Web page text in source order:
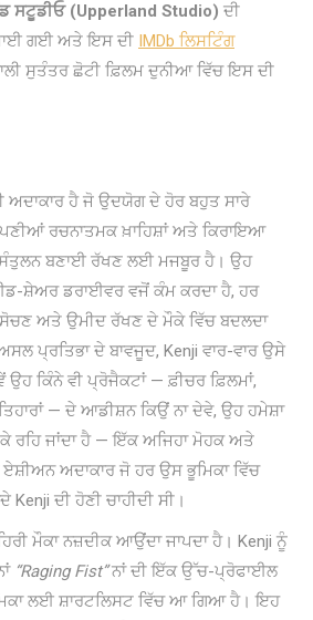
ਸਟੂਡੀਓ (Upperland Studio) ਦੀ
ਗਈ ਅਤੇ ਇਸ ਦੀ IMDb ਲਿਸਟਿੰਗ
ਸੁਤੰਤਰ ਛੋਟੀ ਫ਼ਿਲਮ ਦੁਨੀਆ ਵਿੱਚ ਇਸ ਦੀ
ਅਦਾਕਾਰ ਹੈ ਜੋ ਉਦਯੋਗ ਦੇ ਹੋਰ ਬਹੁਤ ਸਾਰੇ
ਰਚਨਾਤਮਕ ਖ਼ਾਹਿਸ਼ਾਂ ਅਤੇ ਕਿਰਾਇਆ
ਬਣਾਈ ਰੱਖਣ ਲਈ ਮਜਬੂਰ ਹੈ। ਉਹ
ਸ਼ੇਅਰ ਡਰਾਈਵਰ ਵਜੋਂ ਕੰਮ ਕਰਦਾ ਹੈ, ਹਰ
ਅਤੇ ਉਮੀਦ ਰੱਖਣ ਦੇ ਮੌਕੇ ਵਿੱਚ ਬਦਲਦਾ
ਪ੍ਰਤਿਭਾ ਦੇ ਬਾਵਜੂਦ, Kenji ਵਾਰ-ਵਾਰ ਉਸੇ
ਉਹ ਕਿੰਨੇ ਵੀ ਪ੍ਰੋਜੈਕਟਾਂ — ਫ਼ੀਚਰ ਫ਼ਿਲਮਾਂ,
— ਦੇ ਆਡੀਸ਼ਨ ਕਿਉਂ ਨਾ ਦੇਵੇ, ਉਹ ਹਮੇਸ਼ਾ
ਰਹਿ ਜਾਂਦਾ ਹੈ — ਇੱਕ ਅਜਿਹਾ ਮੋਹਕ ਅਤੇ
ਏਸ਼ੀਅਨ ਅਦਾਕਾਰ ਜੋ ਹਰ ਉਸ ਭੂਮਿਕਾ ਵਿੱਚ
ਦੀ ਹੋਣੀ ਚਾਹੀਦੀ ਸੀ।
ਮੌਕਾ ਨਜ਼ਦੀਕ ਆਉਂਦਾ ਜਾਪਦਾ ਹੈ। Kenji ਨੂੰ
“Raging Fist”ਨਾਂ ਦੀ ਇੱਕ ਉੱਚ-ਪ੍ਰੋਫਾਈਲ
ਲਈ ਸ਼ਾਰਟਲਿਸਟ ਵਿੱਚ ਆ ਗਿਆ ਹੈ। ਇਹ